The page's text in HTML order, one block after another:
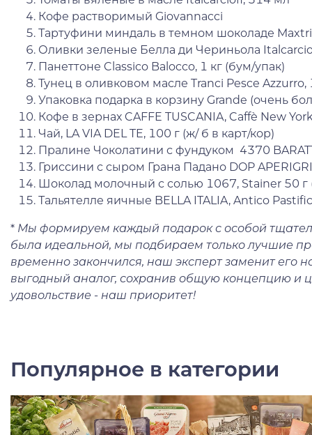
Кофе растворимый Giovannacci
Тартуфини миндаль в темном шоколаде
Оливки зеленые Белла ди Чериньола
Панеттоне Classico Balocco, 1 кг (бум/упак)
Тунец в оливковом масле Tranci Pesce Azzurro,
Упаковка подарка в корзину Grande (очень
Кофе в зернах CAFFE TUSCANIA, Caffè New
Чай, LA VIA DEL TE, 100 г (ж/ б в карт/кор)
Пралине Чоколатини с фундуком 4370
Гриссини с сыром Грана Падано DOP
Шоколад молочный с солью 1067, Stainer 50 г
Тальятелле яичные BELLA ITALIA, Antico
* Мы формируем каждый подарок с особой
была идеальной, мы подбираем только лучшие
временно закончился, наш эксперт заменит его
выгодный аналог, сохранив общую концепцию и
удовольствие - наш приоритет!
Популярное в категории